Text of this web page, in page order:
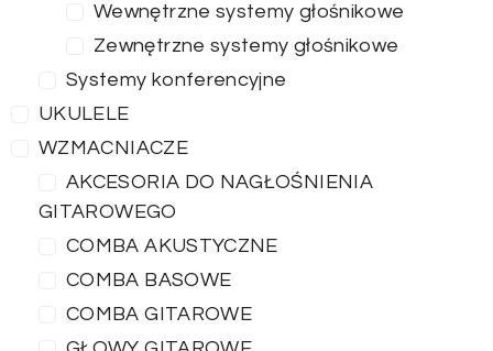
Wewnętrzne systemy głośnikowe
Zewnętrzne systemy głośnikowe
Systemy konferencyjne
UKULELE
WZMACNIACZE
AKCESORIA DO NAGŁOŚNIENIA
GITAROWEGO
COMBA AKUSTYCZNE
COMBA BASOWE
COMBA GITAROWE